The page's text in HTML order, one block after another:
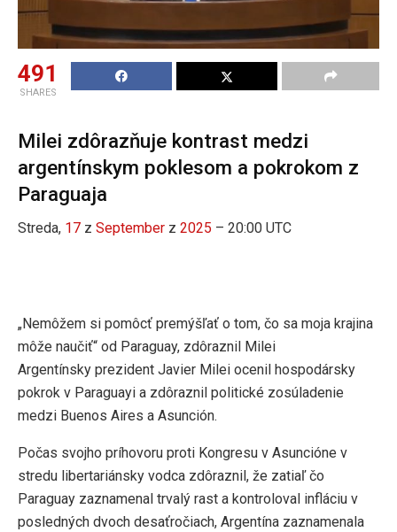
491
SHARES
Milei zdôrazňuje kontrast medzi
argentínskym poklesom a pokrokom z
Paraguaja
Streda, 17 z September z 2025 – 20:00 UTC
„Nemôžem si pomôcť premýšľať o tom, čo sa moja krajina
môže naučiť“ od Paraguay, zdôraznil Milei
Argentínsky prezident Javier Milei ocenil hospodársky
pokrok v Paraguayi a zdôraznil politické zosúladenie
medzi Buenos Aires a Asunción.
Počas svojho príhovoru proti Kongresu v Asuncióne v
stredu libertariánsky vodca zdôraznil, že zatiaľ čo
Paraguay zaznamenal trvalý rast a kontroloval infláciu v
posledných dvoch desaťročiach, Argentína zaznamenala